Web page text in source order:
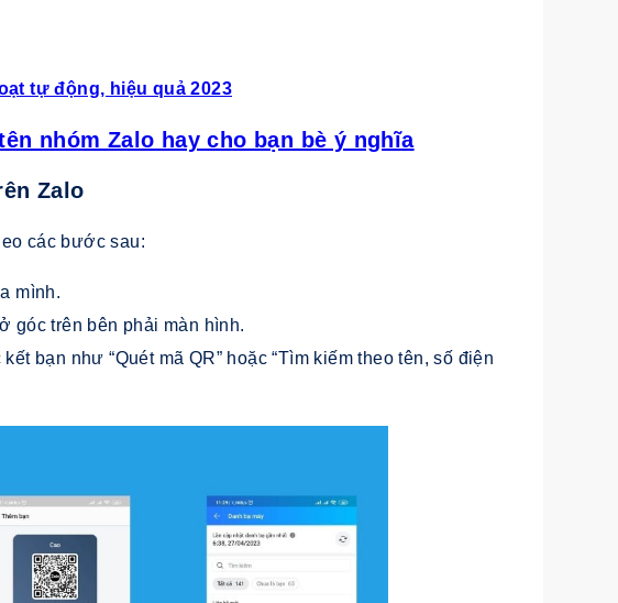
tự động, hiệu quả 2023
nhóm Zalo hay cho bạn bè ý nghĩa
Zalo
các bước sau:
mình.
góc trên bên phải màn hình.
bạn như “Quét mã QR” hoặc “Tìm kiếm theo tên, số điện